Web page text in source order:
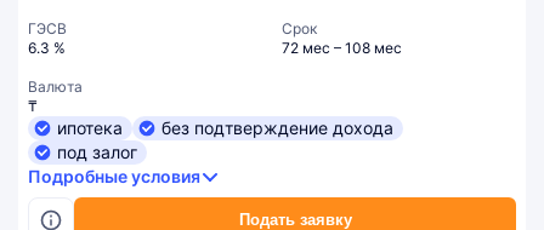
Подать заявку
ГЭСВ
6.3 %
Срок
72 мес – 108 мес
Валюта
₸
ипотека
без подтверждение дохода
под залог
Подробные условия